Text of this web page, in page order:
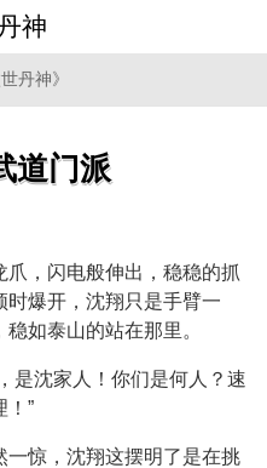
神
世丹神》
道门派
，闪电般伸出，稳稳的抓
爆开，沈翔只是手臂一
如泰山的站在那里。
是沈家人！你们是何人？速
！”
惊，沈翔这摆明了是在挑